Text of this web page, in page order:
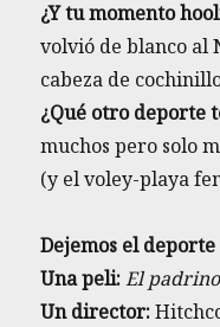
¿Y tu momento
volvió de blanco al
cabeza de
¿Qué otro deporte
muchos pero solo
(y el voley-playa
Dejemos el
Una peli: El padrino
Un director: